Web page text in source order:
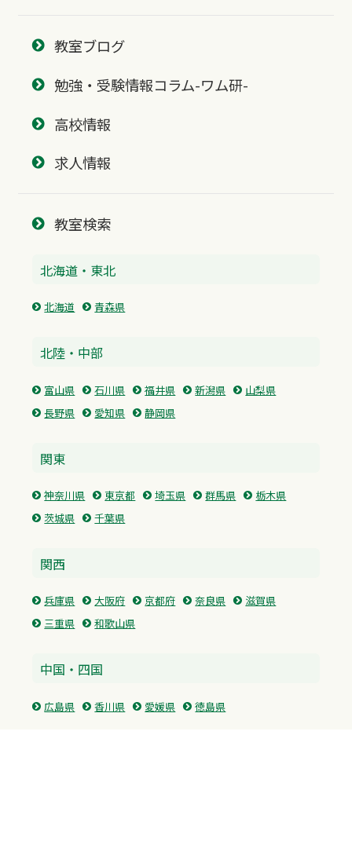
教室ブログ
勉強・受験情報コラム-ワム研-
高校情報
求人情報
教室検索
北海道・東北
北海道 青森県
北陸・中部
富山県 石川県 福井県 新潟県
山梨県
長野県
愛知県 静岡県
関東
神奈川県 東京都 埼玉県 群馬県
栃木県
茨城県
千葉県
関西
兵庫県 大阪府 京都府 奈良県
滋賀県
三重県
和歌山県
中国・四国
広島県 香川県 愛媛県 徳島県